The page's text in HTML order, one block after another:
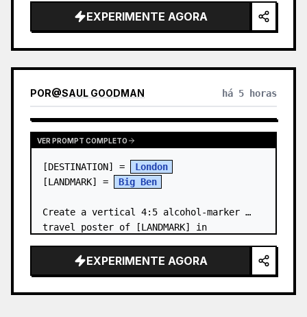
EXPERIMENTE AGORA
POR@SAUL GOODMAN há 5 horas
VER PROMPT COMPLETO
[DESTINATION] =
London
[LANDMARK] =
Big Ben
Create a vertical 4:5 alcohol-marker
travel poster of [LANDMARK] in
pedestrian viewpoint. Make it f…
EXPERIMENTE AGORA